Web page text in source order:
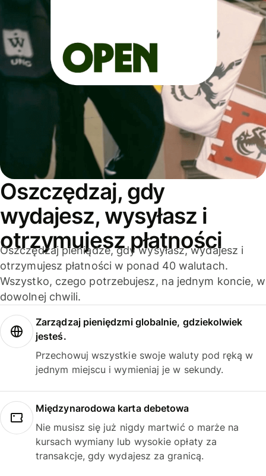
Oszczędzaj, gdy
wydajesz, wysyłasz i
otrzymujesz płatności
Oszczędzaj pieniądze, gdy wysyłasz, wydajesz i
otrzymujesz płatności w ponad 40 walutach.
Wszystko, czego potrzebujesz, na jednym koncie, w
dowolnej chwili.
Zarządzaj pieniędzmi globalnie, gdziekolwiek
jesteś.
Przechowuj wszystkie swoje waluty pod ręką w
jednym miejscu i wymieniaj je w sekundy.
Międzynarodowa karta debetowa
Nie musisz się już nigdy martwić o marże na
kursach wymiany lub wysokie opłaty za
transakcje, gdy wydajesz za granicą.